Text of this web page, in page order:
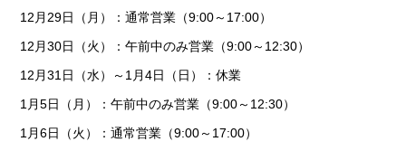
12月29日（月）：通常営業（9:00～17:00）
12月30日（火）：午前中のみ営業（9:00～12:30）
12月31日（水）～1月4日（日）：休業
1月5日（月）：午前中のみ営業（9:00～12:30）
1月6日（火）：通常営業（9:00～17:00）